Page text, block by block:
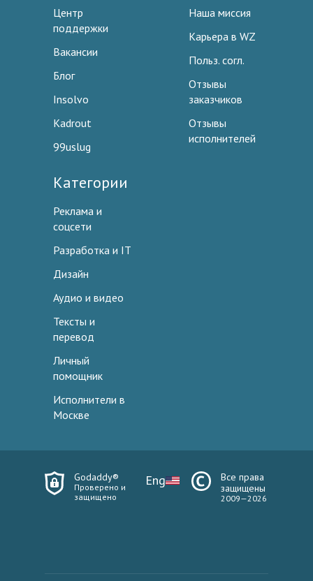
Центр
поддержки
Вакансии
Блог
Insolvo
Kadrout
99uslug
Наша миссия
Карьера в WZ
Польз. согл.
Отзывы
заказчиков
Отзывы
исполнителей
Категории
Реклама и
соцсети
Разработка и IT
Дизайн
Аудио и видео
Тексты и
перевод
Личный
помощник
Исполнители в
Москве
Godaddy®
Проверено и
защищено
Eng
Все права
защищены
2009—2026